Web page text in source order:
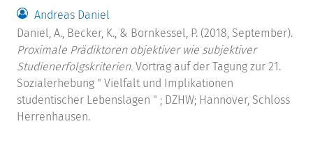
Andreas Daniel
Daniel, A., Becker, K., & Bornkessel, P. (2018, September).
Proximale Prädiktoren objektiver wie subjektiver
Studienerfolgskriterien. Vortrag auf der Tagung zur 21.
Sozialerhebung " Vielfalt und Implikationen
studentischer Lebenslagen " ; DZHW; Hannover, Schloss
Herrenhausen.